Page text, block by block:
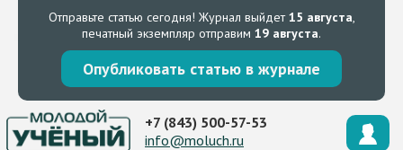
Отправьте статью сегодня! Журнал выйдет15 августа,
печатный экземпляр отправим 19 августа.
Опубликовать статью в журнале
+7 (843) 500-57-53
info@moluch.ru